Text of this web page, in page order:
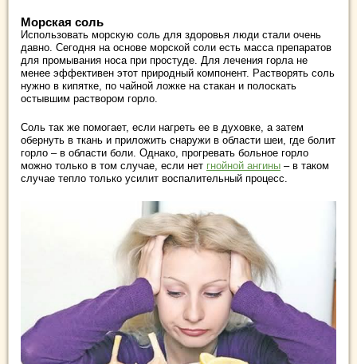
Морская соль
Использовать морскую соль для здоровья люди стали очень
давно. Сегодня на основе морской соли есть масса препаратов
для промывания носа при простуде. Для лечения горла не
менее эффективен этот природный компонент. Растворять соль
нужно в кипятке, по чайной ложке на стакан и полоскать
остывшим раствором горло.
Соль так же помогает, если нагреть ее в духовке, а затем
обернуть в ткань и приложить снаружи в области шеи, где болит
горло – в области боли. Однако, прогревать больное горло
можно только в том случае, если нет гнойной ангины – в таком
случае тепло только усилит воспалительный процесс.